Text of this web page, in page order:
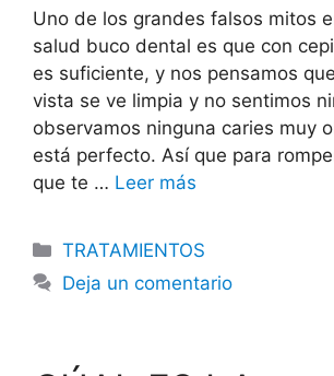
Uno de los grandes falsos mitos
salud buco dental es que con
es suficiente, y nos pensamos
vista se ve limpia y no sentimos
observamos ninguna caries muy
está perfecto. Así que para
que te … Leer más
TRATAMIENTOS
Deja un comentario